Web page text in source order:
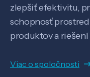
zlepšiť efektivitu,
schopnosť
produktov a riešení
Viac o spoločnosti